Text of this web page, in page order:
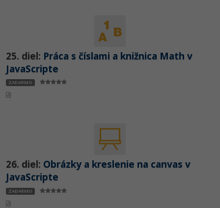
25. diel: Práca s číslami a knižnica Math v
JavaScripte
ZADARMO
26. diel: Obrázky a kreslenie na canvas v
JavaScripte
ZADARMO